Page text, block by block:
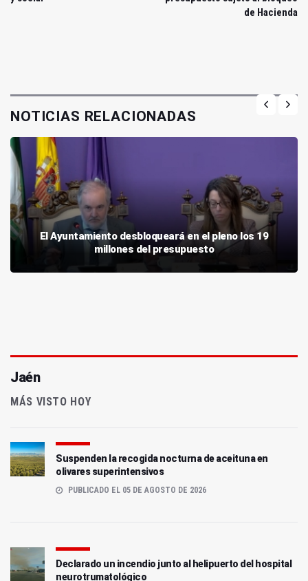
de Hacienda
NOTICIAS RELACIONADAS
El Ayuntamiento desbloqueará en el pleno los 19
millones del presupuesto
Jaén
MÁS VISTO HOY
Suspenden la recogida nocturna de aceituna en
olivares superintensivos
PUBLICADO EL 05 DE AGOSTO DE 2026
Declarado un incendio junto al helipuerto del hospital
neurotrumatológico